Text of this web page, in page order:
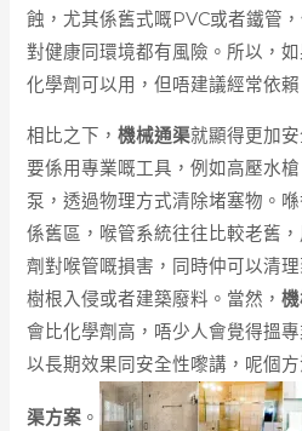
蝕，尤其係舊式嘅PVC或者鐵管
對健康同環境都有風險。所以，
化學劑可以用，但唔建議經常依賴
相比之下，機械通渠就顯得更加
要係用專業嘅工具，例如高壓水
泵，透過物理方式清除堵塞物。
係舊區，喉管系統往往比較老舊
劑對喉管嘅損害，同時仲可以清
樹根入侵或者建築廢料。當然，
會比化學劑高，唔少人會覺得搵
以長期效果同安全性嚟講，呢個
渠方案 。